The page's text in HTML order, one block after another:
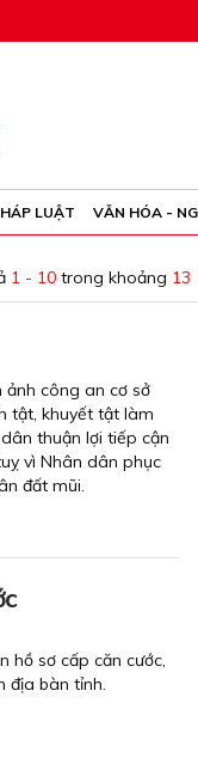
LUẬT VĂN HÓA -
1 - 10 trong khoảng 13
ảnh công an cơ sở
tật, khuyết tật làm
thuận lợi tiếp cận
vì Nhân dân phục
đất mũi.
hồ sơ cấp căn cước,
địa bàn tỉnh.